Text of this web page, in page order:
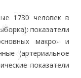
1730 человек в
показатели
макро- и
(артериальное
показатели